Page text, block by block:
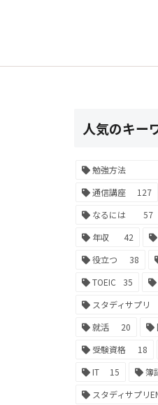
人気のキー
勉強方法
通信講座
127
なるには
57
年収
42
役立つ
38
TOEIC
35
スタディサプリ
就活
20
受験資格
18
IT
15 簿
スタディサプリ